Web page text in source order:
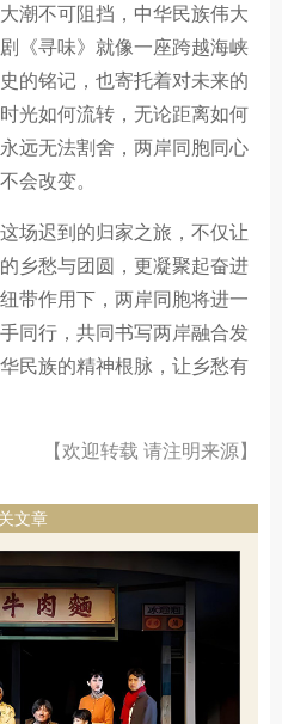
不可阻挡，中华民族伟大
《寻味》就像一座跨越海峡
的铭记，也寄托着对未来的
光如何流转，无论距离如何
远无法割舍，两岸同胞同心
会改变。
迟到的归家之旅，不仅让
乡愁与团圆，更凝聚起奋进
带作用下，两岸同胞将进一
同行，共同书写两岸融合发
民族的精神根脉，让乡愁有
【欢迎转载 请注明来源】
文章